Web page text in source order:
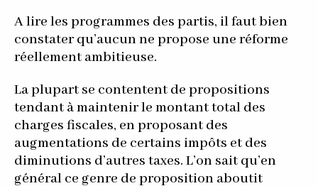
A lire les programmes des partis, il faut bien
constater qu’aucun ne propose une réforme
réellement ambitieuse.
La plupart se contentent de propositions
tendant à maintenir le montant total des
charges fiscales, en proposant des
augmentations de certains impôts et des
diminutions d’autres taxes. L’on sait qu’en
général ce genre de proposition aboutit